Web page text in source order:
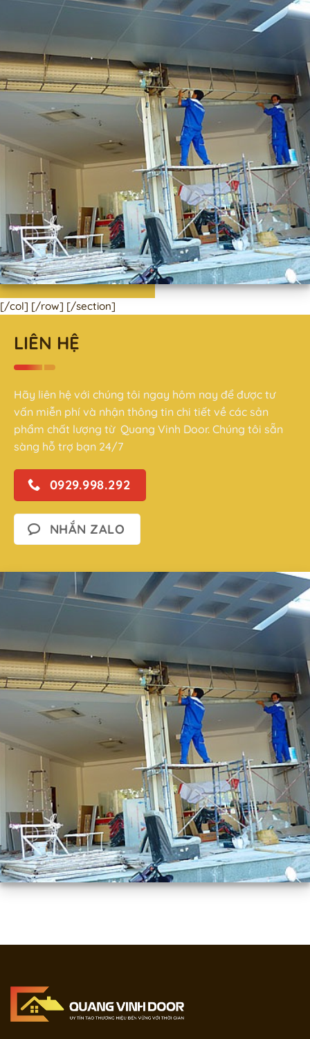
[/col] [/row] [/section]
LIÊN HỆ
Hãy liên hệ với chúng tôi ngay hôm nay để được tư
vấn miễn phí và nhận thông tin chi tiết về các sản
phẩm chất lượng từ Quang Vinh Door. Chúng tôi sẵn
sàng hỗ trợ bạn 24/7
0929.998.292
NHẮN ZALO